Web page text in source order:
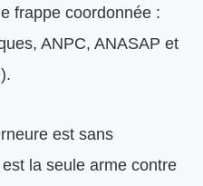
frappe coordonnée :
ANPC, ANASAP et
est sans
la seule arme contre